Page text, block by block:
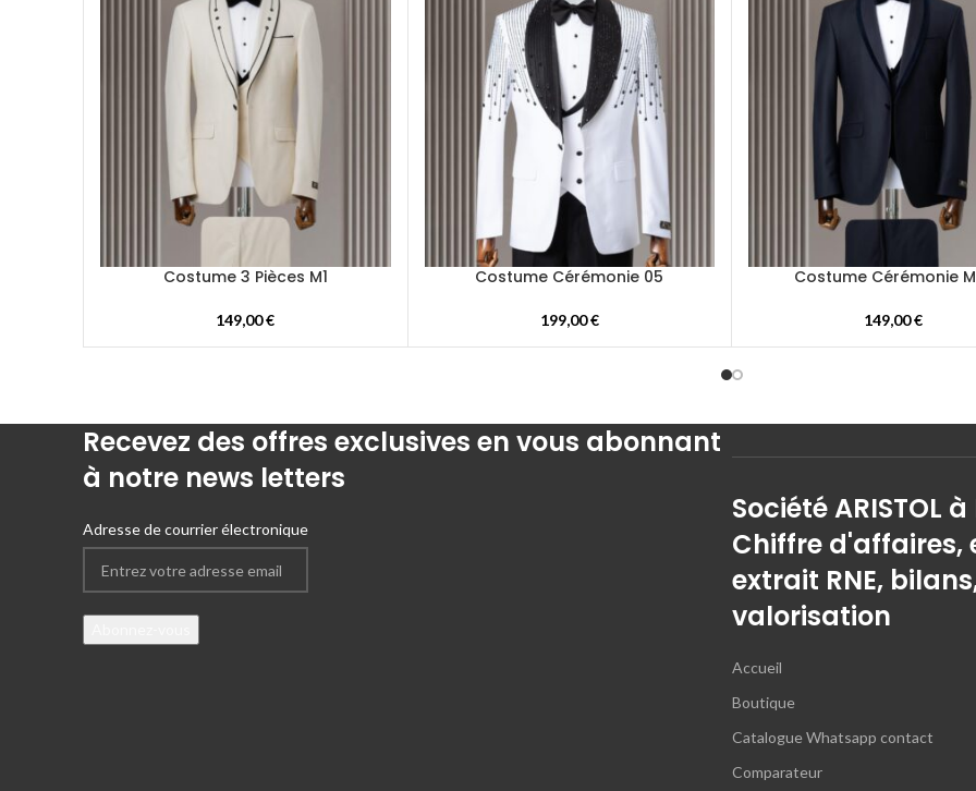
Costume 3 Pièces M1
149,00€
Costume Cérémonie 05
199,00€
Costume Cérémonie
149,00€
Recevez des offres exclusives en vous abonnant
à notre news letters
Adresse de courrier électronique
Société ARISTOL
Chiffre d'affaires,
extrait RNE,
valorisation
Accueil
Boutique
Catalogue Whatsapp contact
Comparateur